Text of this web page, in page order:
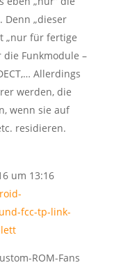
Denn „dieser
„nur für fertige
Funkmodule –
Allerdings
werden, die
wenn sie auf
residieren.
um 13:16
fcc-tp-link-
ROM-Fans